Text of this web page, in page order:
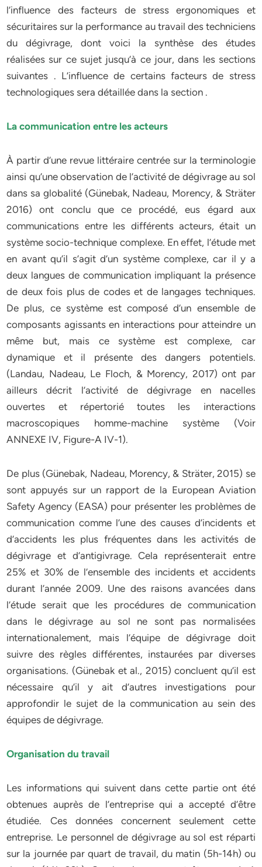
l’influence des facteurs de stress ergonomiques et
sécuritaires sur la performance au travail des techniciens
du dégivrage, dont voici la synthèse des études
réalisées sur ce sujet jusqu’à ce jour, dans les sections
suivantes . L’influence de certains facteurs de stress
technologiques sera détaillée dans la section .
La communication entre les acteurs
À partir d’une revue littéraire centrée sur la terminologie
ainsi qu’une observation de l’activité de dégivrage au sol
dans sa globalité (Günebak, Nadeau, Morency, & Sträter
2016) ont conclu que ce procédé, eus égard aux
communications entre les différents acteurs, était un
système socio-technique complexe. En effet, l’étude met
en avant qu’il s’agit d’un système complexe, car il y a
deux langues de communication impliquant la présence
de deux fois plus de codes et de langages techniques.
De plus, ce système est composé d’un ensemble de
composants agissants en interactions pour atteindre un
même but, mais ce système est complexe, car
dynamique et il présente des dangers potentiels.
(Landau, Nadeau, Le Floch, & Morency, 2017) ont par
ailleurs décrit l’activité de dégivrage en nacelles
ouvertes et répertorié toutes les interactions
macroscopiques homme-machine système (Voir
ANNEXE IV, Figure-A IV-1).
De plus (Günebak, Nadeau, Morency, & Sträter, 2015) se
sont appuyés sur un rapport de la European Aviation
Safety Agency (EASA) pour présenter les problèmes de
communication comme l’une des causes d’incidents et
d’accidents les plus fréquentes dans les activités de
dégivrage et d’antigivrage. Cela représenterait entre
25% et 30% de l’ensemble des incidents et accidents
durant l’année 2009. Une des raisons avancées dans
l’étude serait que les procédures de communication
dans le dégivrage au sol ne sont pas normalisées
internationalement, mais l’équipe de dégivrage doit
suivre des règles différentes, instaurées par diverses
organisations. (Günebak et al., 2015) concluent qu’il est
nécessaire qu’il y ait d’autres investigations pour
approfondir le sujet de la communication au sein des
équipes de dégivrage.
Organisation du travail
Les informations qui suivent dans cette partie ont été
obtenues auprès de l’entreprise qui a accepté d’être
étudiée. Ces données concernent seulement cette
entreprise. Le personnel de dégivrage au sol est réparti
sur la journée par quart de travail, du matin (5h-14h) ou